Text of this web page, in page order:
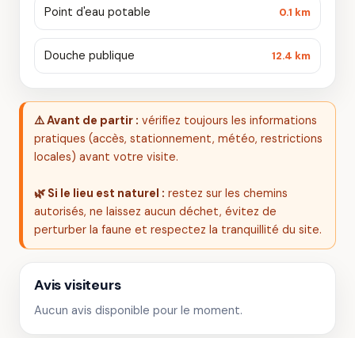
Point d'eau potable 0.1 km
Douche publique 12.4 km
⚠️ Avant de partir : vérifiez toujours les informations
pratiques (accès, stationnement, météo, restrictions
locales) avant votre visite.
🌿 Si le lieu est naturel : restez sur les chemins
autorisés, ne laissez aucun déchet, évitez de
perturber la faune et respectez la tranquillité du site.
Avis visiteurs
Aucun avis disponible pour le moment.